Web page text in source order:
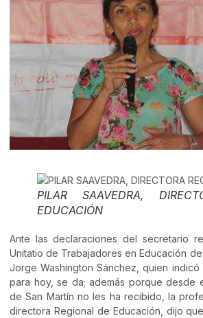
PILAR SAAVEDRA,
EDUCACIÓN
Ante las declaraciones del secretario
Unitatio de Trabajadores en Educación de
Jorge Washington Sánchez, quien
para hoy, se da; además porque desde
de San Martín no les ha recibido, la
directora Regional de Educación, dijo